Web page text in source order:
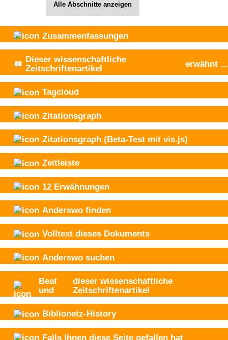
Alle Abschnitte anzeigen
Zusammenfassungen
Dieser wissenschaftliche
Zeitschriftenartikel
erwähnt ...
Tagcloud
Zitationsgraph
Zitationsgraph (Beta-Test mit vis.js)
Zeitleiste
12 Erwähnungen
Anderswo finden
Volltext dieses Dokuments
Anderswo suchen
Beat
und
dieser wissenschaftliche
Zeitschriftenartikel
Biblionetz-History
Falls Ihnen diese Seite gefallen hat